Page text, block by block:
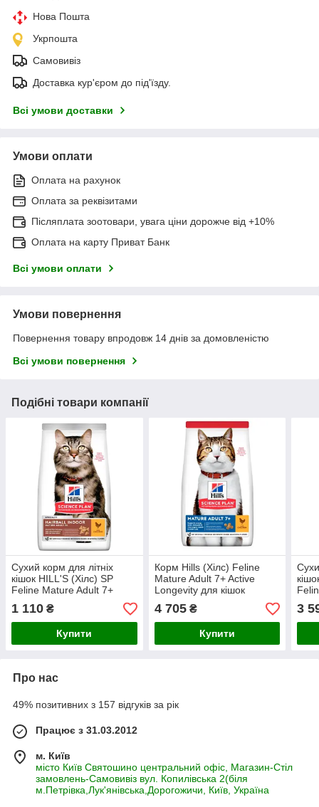
Нова Пошта
Укрпошта
Самовивіз
Доставка кур'єром до під'їзду.
Всі умови доставки
Умови оплати
Оплата на рахунок
Оплата за реквізитами
Післяплата зоотовари, увага ціни дорожче від +10%
Оплата на карту Приват Банк
Всі умови оплати
Умови повернення
Повернення товару впродовж 14 днів за домовленістю
Всі умови повернення
Подібні товари компанії
Сухий корм для літніх
кішок HILL'S (Хілс) SP
Feline Mature Adult 7+
Hairball Indoor виведення
шерсті (курка),
1 110 ₴
Купити
Корм Hills (Хілс) Feline
Mature Adult 7+ Active
Longevity для кішок
старше 7 років з куркою,
10 кг
4 705₴
Купити
3
Про нас
49% позитивних з 157 відгуків за рік
Працює з 31.03.2012
м. Київ
місто Київ Святошино центральний офіс, Магазин-Стіл
замовлень-Самовивіз вул. Копилівська 2(біля
м.Петрівка,Лук'янівська,Дорогожичи, Київ, Україна